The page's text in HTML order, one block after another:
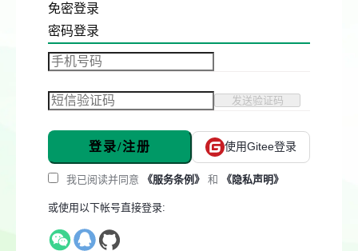
免密登录
密码登录
发送验证码
登录/注册 使用Gitee登录
我已阅读并同意 《服务条例》 和 《隐私声明》
或使用以下帐号直接登录: